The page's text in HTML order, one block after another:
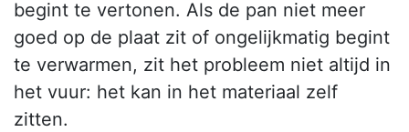
begint te vertonen. Als de pan niet meer
goed op de plaat zit of ongelijkmatig begint
te verwarmen, zit het probleem niet altijd in
het vuur: het kan in het materiaal zelf
zitten.